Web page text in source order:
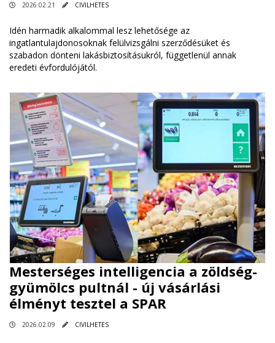
2026.02.21 CIVILHETES
Idén harmadik alkalommal lesz lehetősége az
ingatlantulajdonosoknak felülvizsgálni szerződésüket és
szabadon dönteni lakásbiztosításukról, függetlenül annak
eredeti évfordulójától.
Mesterséges intelligencia a zöldség-
gyümölcs pultnál - új vásárlási
élményt tesztel a SPAR
2026.02.09 CIVILHETES